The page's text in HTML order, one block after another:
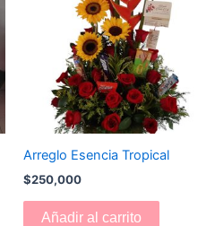
Arreglo Esencia Tropical
$250,000
Añadir al carrito